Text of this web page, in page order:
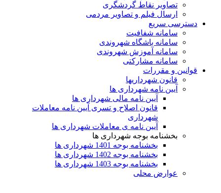
تصاویر نقاط گردشگری
ارسال فیلم و تصاویر مردمی
سریع
سامانه شفافیت
سامانه باشگاه شهروندی
سامانه آموزش شهروندی
سامانه مشارکتی
و مقررات
قانون شهرداریها
آیین نامه شهرداری ها
آیین نامه مالی شهرداری ها
قانون اصلاح و تسری آیین نامه معاملات
آیین نامه ی معاملات شهرداری ها
بخشنامه بوجه شهرداری ها
بخشنامه بوجه 1401 شهرداری ها
بخشنامه بوجه 1402 شهرداری ها
بخشنامه بوجه 1403 شهرداری ها
عوارض محلی